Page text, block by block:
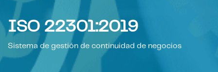
ISO 22301:2019
Sistema de gestión de continuidad de negocios